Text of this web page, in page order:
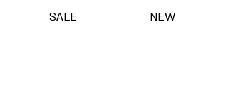
SALE NEW